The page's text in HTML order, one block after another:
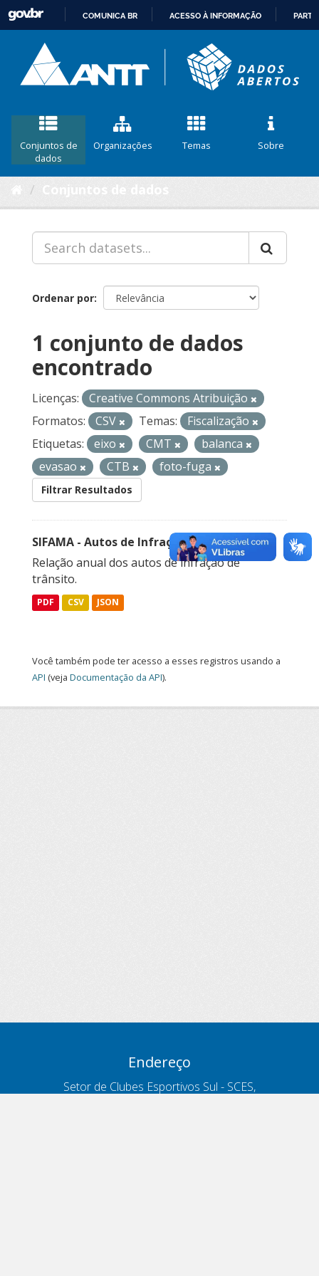
CONTEÚDO
COMUNICA BR ACESSO À INFORMAÇÃO
Conjuntos de
dados
Organizações Temas Sobre
Ordenar por
1 conjunto de dados
encontrado
Licenças:
Creative Commons Atribuição
Formatos:
CSV Temas:
Fiscalização
Etiquetas:
eixo CMT
balanca
evasao
CTB foto-fuga
Filtrar Resultados
SIFAMA - Autos de Infração de Trânsito
Relação anual dos autos de infração de
trânsito.
PDF CSV JSON
Você também pode ter acesso a esses registros usando a
API (veja Documentação da API).
Endereço
Setor de Clubes Esportivos Sul - SCES,